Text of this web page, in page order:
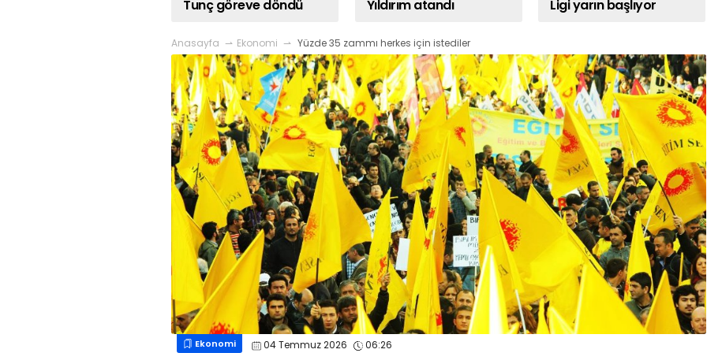
Tunç göreve döndü
Yıldırım atandı
Ligi yarın başlıyor
Anasayfa Ekonomi Yüzde 35 zammı herkes için istediler
Ekonomi 04 Temmuz 2026 06:26